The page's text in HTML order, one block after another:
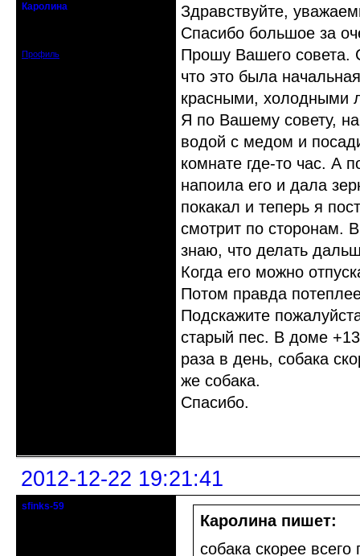
Каролина
Профиль
Здравствуйте,
Спасибо большое за
Прошу Вашего совета.
что это была
красными, холодными
Я по Вашему совету,
водой с медом и
комнате где-то час. А
напоила его и дала
покакал и теперь я
смотрит по сторонам.
знаю, что делать
Когда его можно
Потом правда
Подскажите
старый пес. В доме
раза в день, собака
же собака.
Спасибо.
2012-12-22 19:21:41
sfinks-59
Каролина пишет:
собака скорее